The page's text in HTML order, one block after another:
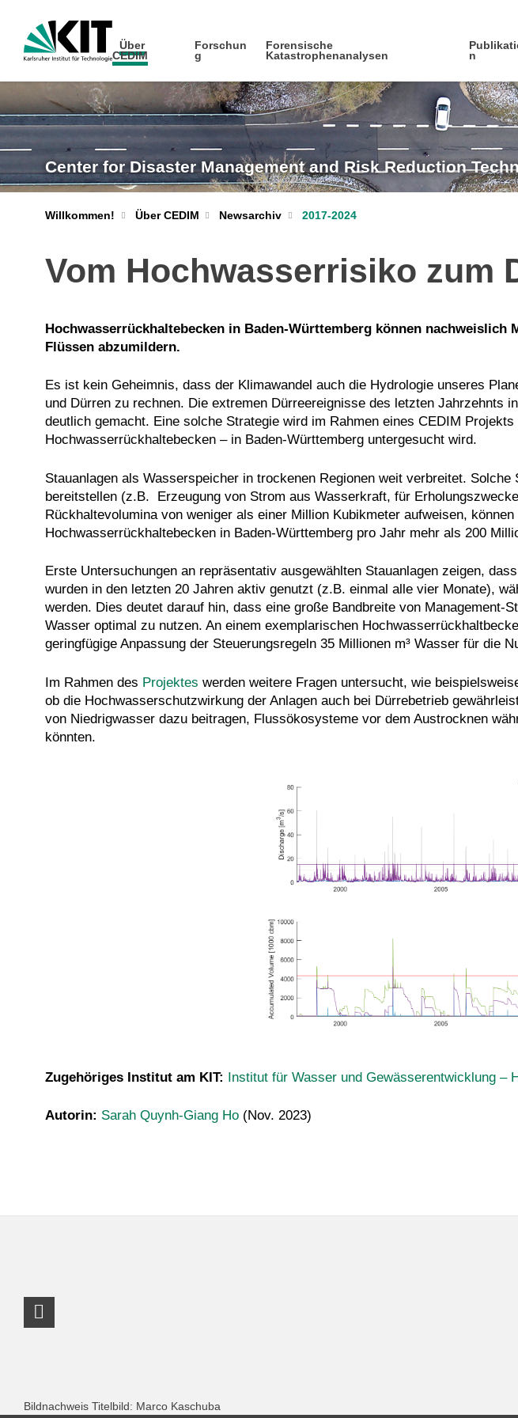
Über
CEDIM
Forschun
g
Forensische
Katastrophenanalysen
n
Center for Disaster Management and Risk Reduction
Willkommen! Über CEDIM Newsarchiv 2017-2024
Vom Hochwasserrisiko zum
Hochwasserrückhaltebecken in Baden-Württemberg können
Flüssen abzumildern.
Es ist kein Geheimnis, dass der Klimawandel auch die Hydrologie unseres
und Dürren zu rechnen. Die extremen Dürreereignisse des letzten Jahrzehnts
deutlich gemacht. Eine solche Strategie wird im Rahmen eines CEDIM
Hochwasserrückhaltebecken –in Baden-Württemberg untergesucht wird.
Stauanlagen als Wasserspeicher in trockenen Regionen weit verbreitet.
bereitstellen (z.B. Erzeugung von Strom aus Wasserkraft, für
Rückhaltevolumina von weniger als einer Million Kubikmeter aufweisen,
Hochwasserrückhaltebecken in Baden-Württemberg pro Jahr mehr als 200
Erste Untersuchungen an repräsentativ ausgewählten Stauanlagen zeigen,
wurden in den letzten 20 Jahren aktiv genutzt (z.B. einmal alle vier Monate),
werden. Dies deutet darauf hin, dass eine große Bandbreite von
Wasser optimal zu nutzen. An einem exemplarischen
geringfügige Anpassung der Steuerungsregeln 35 Millionen m³ Wasser für die
Im Rahmen des Projektes werden weitere Fragen untersucht, wie
ob die Hochwasserschutzwirkung der Anlagen auch bei Dürrebetrieb
von Niedrigwasser dazu beitragen, Flussökosysteme vor dem Austrocknen
könnten.
Zugehöriges Institut am KIT: Institut für Wasser und Gewässerentwicklung –
Autorin: Sarah Quynh-Giang Ho (Nov. 2023)
LinkedIn Profil
Bildnachweis Titelbild: Marco Kaschuba